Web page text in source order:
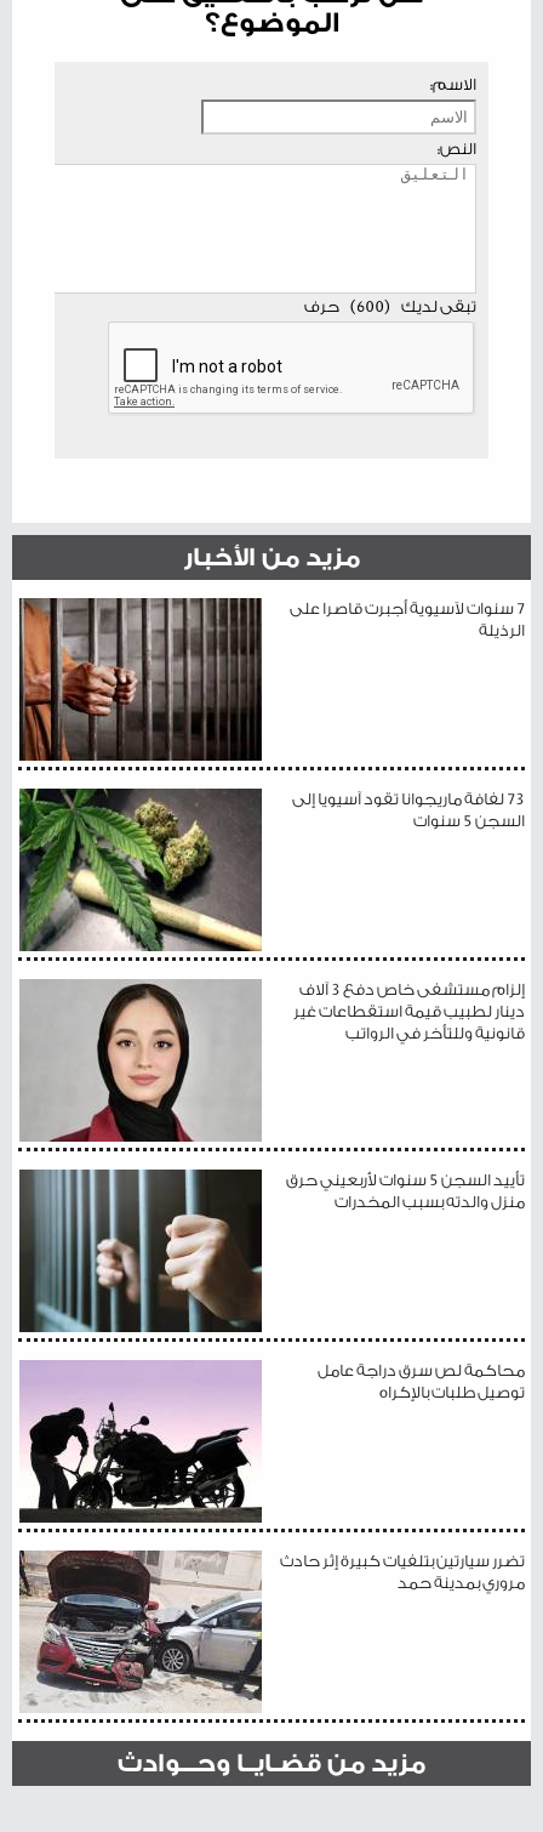
الموضوع؟
الاسم:
النص:
تبقى لديك (
600
) حرف
مزيد من الأخبار
7 سنوات لآسيوية أجبرت قاصرا على
الرذيلة
73 لفافة ماريجوانا تقود آسيويا إلى
السجن 5 سنوات
إلزام مستشفى خاص دفع 3 آلاف
دينار لطبيب قيمة استقطاعات غير
قانونية وللتأخر في الرواتب
تأييد السجن 5 سنوات لأربعيني حرق
منزل والدته بسبب المخدرات
محاكمة لص سرق دراجة عامل
توصيل طلبات بالإكراه
تضرر سيارتين بتلفيات كبيرة إثر حادث
مروري بمدينة حمد
مزيد من قضـايــا وحـــوادث